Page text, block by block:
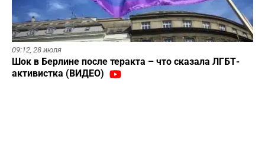
09:12, 28 июля
Шок в Берлине после теракта – что сказала ЛГБТ-
активистка (ВИДЕО)